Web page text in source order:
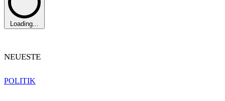
Loading...
NEUESTE
POLITIK